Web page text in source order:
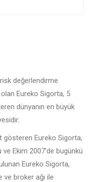
risk değerlendirme
Eureko Sigorta, 5
dünyanın en büyük
gösteren Eureko Sigorta,
Ekim 2007’de bugünkü
Eureko Sigorta,
ve broker ağı ile